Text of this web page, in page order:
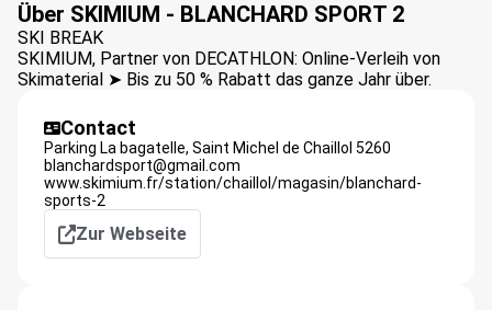
Über SKIMIUM - BLANCHARD SPORT 2
SKI BREAK
SKIMIUM, Partner von DECATHLON: Online-Verleih von
Skimaterial ➤ Bis zu 50 % Rabatt das ganze Jahr über.
Contact
Parking La bagatelle, Saint Michel de Chaillol 5260
blanchardsport@gmail.com
www.skimium.fr/station/chaillol/magasin/blanchard-
sports-2
Zur Webseite